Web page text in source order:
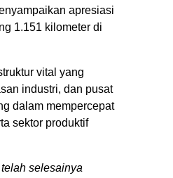
apresiasi
1.151 kilometer di
vital yang
industri, dan pusat
dalam mempercepat
sektor produktif
selesainya